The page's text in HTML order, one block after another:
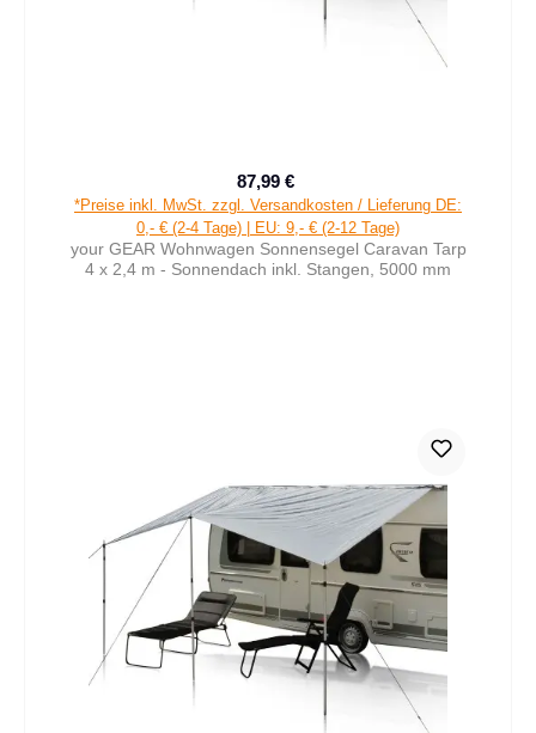
Verkaufspreis:
87,99 €
*Preise inkl. MwSt. zzgl. Versandkosten / Lieferung DE:
0,- € (2-4 Tage) | EU: 9,- € (2-12 Tage)
your GEAR Wohnwagen Sonnensegel Caravan Tarp
4 x 2,4 m - Sonnendach inkl. Stangen, 5000 mm